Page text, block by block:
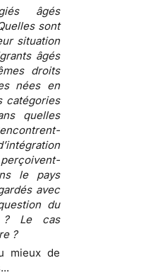
âgés
sont
situation
âgés
droits
nées en
catégories
quelles
le pays
avec
du
? Le cas
?
mieux de